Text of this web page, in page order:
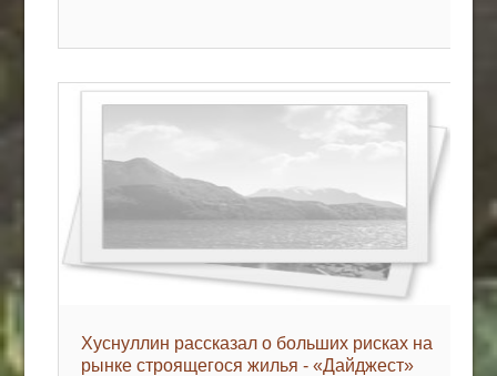
Хуснуллин рассказал о больших рисках на
рынке строящегося жилья - «Дайджест»